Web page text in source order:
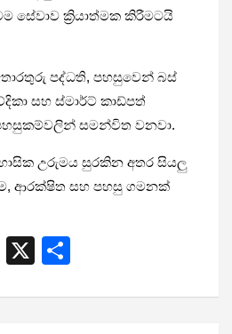
සේවාව ක්‍රියාත්මක කිරීමටයි
පද්ධති, පහසුවෙන් බස්
සහ ස්මාර්ට් කාඩ්පත්
සමන්විත වනවා.
උරුමය සුරකින අතර සියලු
ආරක්ෂිත සහ පහසු ගමනක්
T
e
X
ar